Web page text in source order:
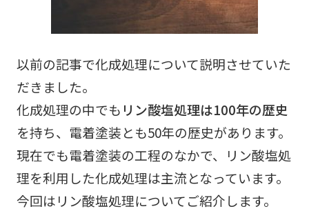
コラム
有資格者一覧
採用情報
お知らせ
よくある質問
プライバシポリシー
以前の記事で化成処理について説明させていた
だきました。
化成処理の中でも リン酸塩処理は100年の歴史
を持ち、電着塗装とも50年の歴史があります。
現在でも電着塗装の工程のなかで、リン酸塩処
理を利用した化成処理は主流となっています。
今回はリン酸塩処理についてご紹介します。